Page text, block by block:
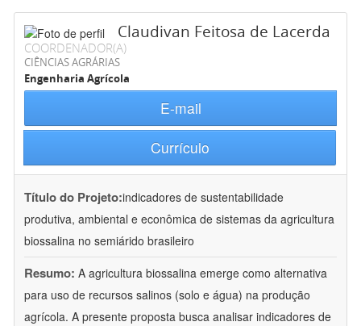
Claudivan Feitosa de Lacerda
COORDENADOR(A)
CIÊNCIAS AGRÁRIAS
Engenharia Agrícola
E-mail
Currículo
Título do Projeto:indicadores de sustentabilidade
produtiva, ambiental e econômica de sistemas da agricultura
biossalina no semiárido brasileiro
Resumo: A agricultura biossalina emerge como alternativa
para uso de recursos salinos (solo e água) na produção
agrícola. A presente proposta busca analisar indicadores de